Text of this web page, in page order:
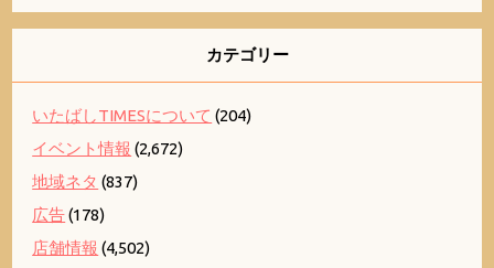
カテゴリー
いたばしTIMESについて (204)
イベント情報 (2,672)
地域ネタ (837)
広告(178)
店舗情報 (4,502)